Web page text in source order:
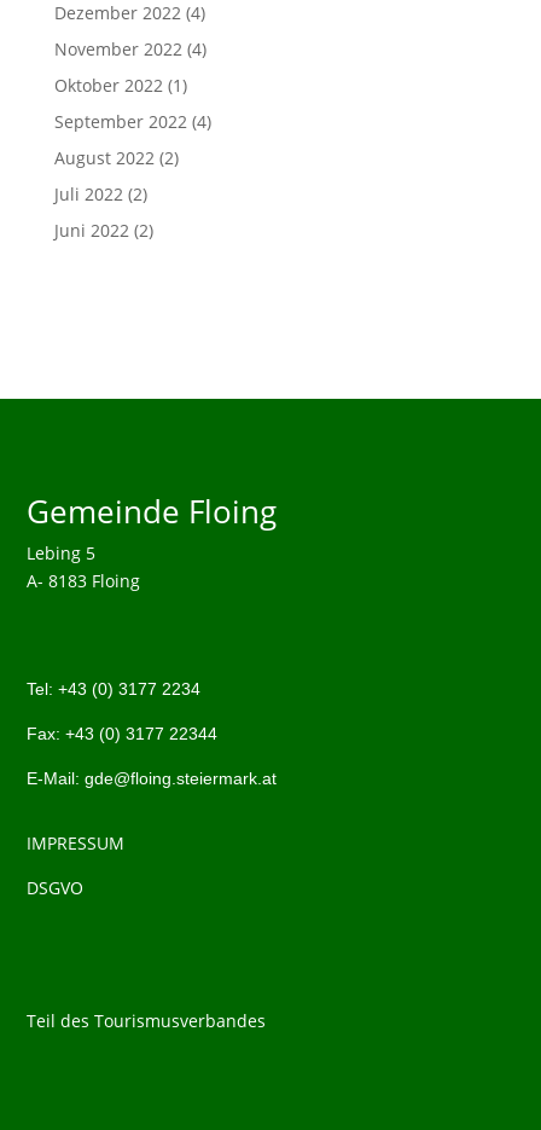
Dezember 2022(4)
November 2022(4)
Oktober 2022(1)
September 2022(4)
August 2022(2)
Juli 2022(2)
Juni 2022(2)
Gemeinde Floing
Lebing 5
A- 8183 Floing
Tel:+43 (0)3177 2234
Fax: +43 (0)3177 22344
E-Mail:gde@floing.steiermark.at
IMPRESSUM
DSGVO
Teil des Tourismusverbandes